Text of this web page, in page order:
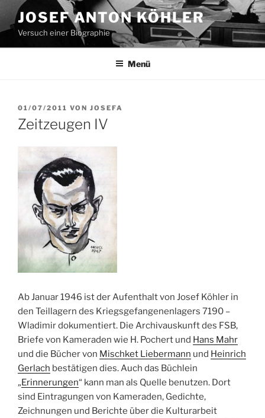
Inhalt
springen
JOSEF ANTON KÖHLER
Versuch einer Biographie
Menü
VERÖFFENTLICHT
AM
01/07/2011 VON JOSEFA
Zeitzeugen IV
Ab Januar 1946 ist der Aufenthalt von Josef Köhler in
den Teillagern des Kriegsgefangenenlagers 7190 –
Wladimir dokumentiert. Die Archivauskunft des FSB,
Briefe von Kameraden wie H. Pochert und Hans Mahr
und die Bücher von Mischket Liebermann und Heinrich
Gerlach bestätigen dies. Auch das Büchlein
„Erinnerungen“ kann man als Quelle benutzen. Dort
sind Eintragungen von Kameraden, Gedichte,
Zeichnungen und Berichte über die Kulturarbeit